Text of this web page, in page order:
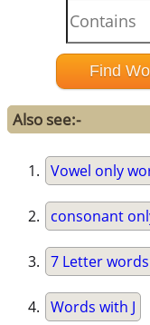
Also see:-
Vowel only
consonant
7 Letter words
Words with J